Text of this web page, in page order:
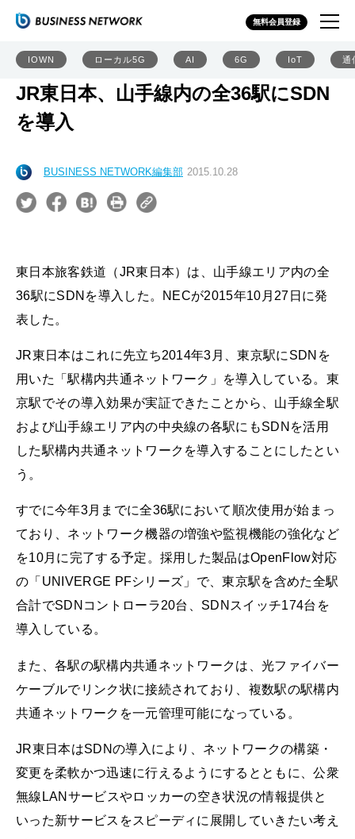
無料会員登録
IOWN ローカル5G AI 6G IoT 通
JR東日本、山手線内の全36駅にSDN
を導入
BUSINESS NETWORK編集部 2015.10.28
東日本旅客鉄道（JR東日本）は、山手線エリア内の全
36駅にSDNを導入した。NECが2015年10月27日に発
表した。
JR東日本はこれに先立ち2014年3月、東京駅にSDNを
用いた「駅構内共通ネットワーク」を導入している。東
京駅でその導入効果が実証できたことから、山手線全駅
および山手線エリア内の中央線の各駅にもSDNを活用
した駅構内共通ネットワークを導入することにしたとい
う。
すでに今年3月までに全36駅において順次使用が始まっ
ており、ネットワーク機器の増強や監視機能の強化など
を10月に完了する予定。採用した製品はOpenFlow対応
の「UNIVERGE PFシリーズ」で、東京駅を含めた全駅
合計でSDNコントローラ20台、SDNスイッチ174台を
導入している。
また、各駅の駅構内共通ネットワークは、光ファイバー
ケーブルでリンク状に接続されており、複数駅の駅構内
共通ネットワークを一元管理可能になっている。
JR東日本はSDNの導入により、ネットワークの構築・
変更を柔軟かつ迅速に行えるようにするとともに、公衆
無線LANサービスやロッカーの空き状況の情報提供と
いった新サービスをスピーディに展開していきたい考え